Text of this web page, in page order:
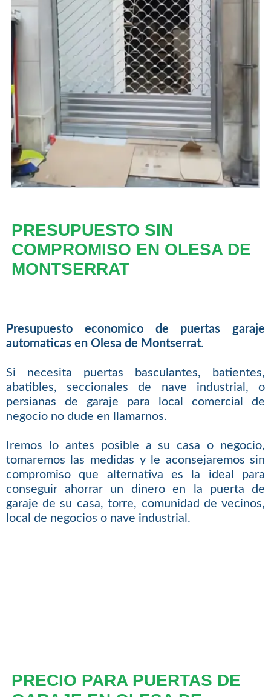
PRESUPUESTO SIN
COMPROMISO EN OLESA DE
MONTSERRAT
Presupuesto economico de puertas garaje
automaticas en Olesa de Montserrat.
Si necesita puertas basculantes, batientes,
abatibles, seccionales de nave industrial, o
persianas de garaje para local comercial de
negocio no dude en llamarnos.
Iremos lo antes posible a su casa o negocio,
tomaremos las medidas y le aconsejaremos sin
compromiso que alternativa es la ideal para
conseguir ahorrar un dinero en la puerta de
garaje de su casa, torre, comunidad de vecinos,
local de negocios o nave industrial.
PRECIO PARA PUERTAS DE